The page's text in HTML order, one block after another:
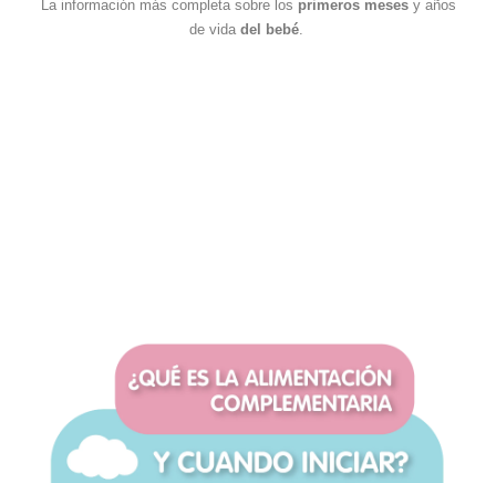
La información más completa sobre los primeros mesesy años
de vida del bebé.